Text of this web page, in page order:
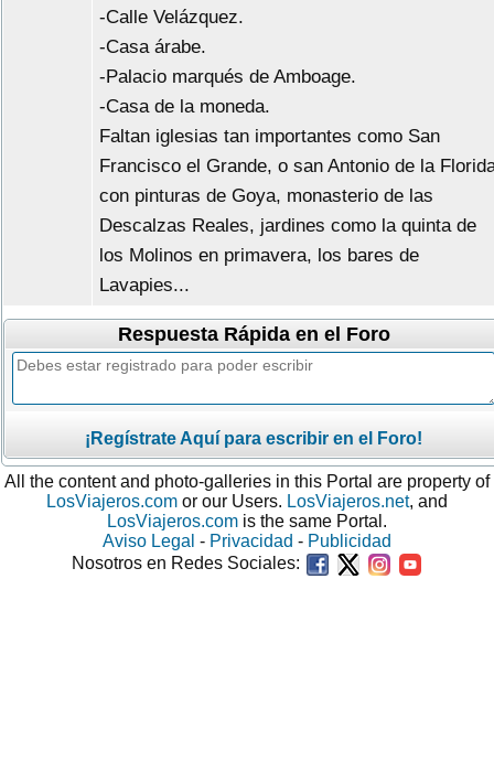
-Calle Velázquez.
-Casa árabe.
-Palacio marqués de Amboage.
-Casa de la moneda.
Faltan iglesias tan importantes como San
Francisco el Grande, o san Antonio de la
con pinturas de Goya, monasterio de las
Descalzas Reales, jardines como la quinta de
los Molinos en primavera, los bares de
Lavapies...
Respuesta Rápida en el Foro
¡Regístrate Aquí para escribir en el Foro!
All the content and photo-galleries in this Portal are property of
LosViajeros.com or our Users. LosViajeros.net, and
LosViajeros.com is the same Portal.
Aviso Legal - Privacidad - Publicidad
Nosotros en Redes Sociales: